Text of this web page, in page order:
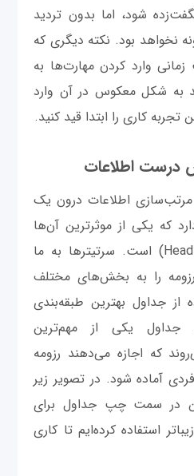
شود، اما بدون تردید
نخواهد بود. نکته دیگری که
وارد کردن مهارت‌ها به
به شکل معکوس در آن وارد
کاری را ابتدا قید کنید.
درست اطلاعات
مرتب‌سازی اطلاعات درون یک
که یکی از موثرترین آن‌ها
به‌کارگیری سرتیترها (Heading) است. سرتیترها به ما
را به بخش‌های مختلف
از جداول بهترین طبقه‌بندی
جداول یکی از مهم‌ترین
که اجازه می‌دهند رزومه
آماده شود. در تصویر زیر
در سمت چپ جداول برای
استفاده کرده‌ایم تا کاری